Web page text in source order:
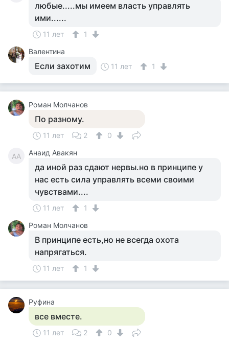
любые.....мы имеем власть управлять
ими......
11 лет
1
Валентина
Если захотим 11 лет 1
Роман Молчанов
По разному.
11 лет 2 0
АА Анаид Авакян
да иной раз сдают нервы.но в принципе у
нас есть сила управлять всеми своими
чувствами....
11 лет
1
Роман Молчанов
В принципе есть,но не всегда охота
напрягаться.
11 лет 1
Руфина
все вместе.
11 лет 2 0